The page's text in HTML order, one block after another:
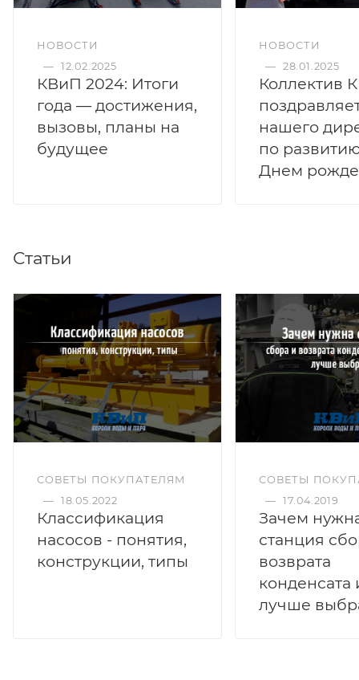
НОВОСТИ
— 12.02.2025
КВиП 2024: Итоги
года — достижения,
вызовы, планы на
будущее
НОВОСТИ
— 28.01.2025
Коллектив
нашего
по
Днем
Статьи
СОВЕТЫ ПОКУПАТЕЛЯМ
— 18.05.2022
Классификация
насосов - понятия,
конструкции, типы
СОВЕТЫ
— 17.04.2019
Зачем
станция
возврата
конденсата
лучше